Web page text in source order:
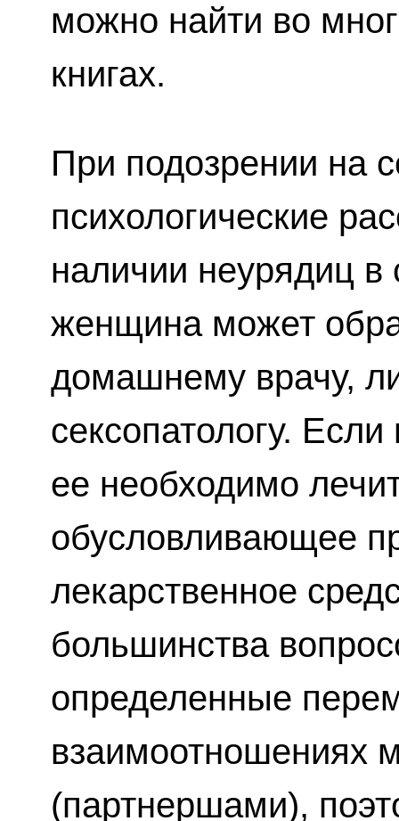
можно найти во
книгах.
При подозрении на
психологические
наличии неурядиц
женщина может
домашнему врачу,
сексопатологу.
ее необходимо
обусловливающее
лекарственное
большинства
определенные
взаимоотношениях
(партнершами),